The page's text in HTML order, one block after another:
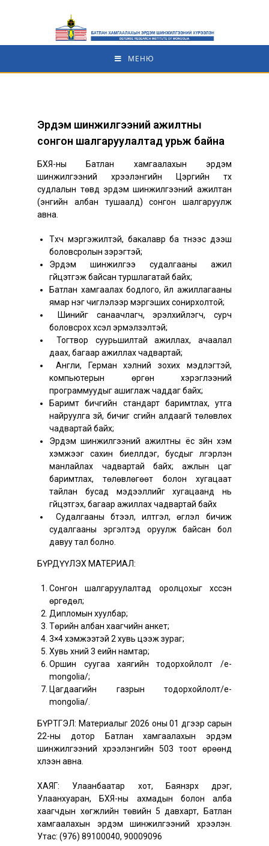
МЕНЮ
Эрдэм шинжилгээний ажилтны
сонгон шалгаруулалтад урьж байна
БХЯ-ны Батлан хамгаалахын эрдэм
шинжилгээний хүрээлэнгийн Цэргийн түүх
судлалын төвд эрдэм шинжилгээний ажилтан
(энгийн албан тушаалд) сонгон шалгаруулж
авна.
Түүхч мэргэжилтэй, бакалавр ба түүнээс дээш
боловсролын зэрэгтэй;
Эрдэм шинжилгээ судалгааны ажил
гүйцэтгэж байсан туршлагатай байх;
Батлан хамгаалах бодлого, үйл ажиллагааны
ямар нэг чиглэлээр мэргэших сонирхолтой;
Шинийг санаачлагч, эрэлхийлэгч, сурч
боловсрох хүсэл эрмэлзэлтэй;
Тогтвор суурьшилтай ажиллах, ачаалал
даах, багаар ажиллах чадвартай;
Англи, Герман хэлний зохих мэдлэгтэй,
компьютерын өргөн хэрэглээний
программуудыг ашиглаж чаддаг байх;
Баримт бичгийн стандарт баримтлах, утга
найруулга зүй, бичиг үсгийн алдаагүй төлөвлөх
чадвартай байх;
Эрдэм шинжилгээний ажилтны ёс зүйн хэм
хэмжээг сахин биелүүлдэг, бусдыг үлгэрлэн
манлайлах чадвартай байх; ажлын цаг
баримтлах, төлөвлөгөөт болон хугацаат
тайлан бусад мэдээллийг хугацаанд нь
гүйцэтгэх, багаар ажиллах чадвартай байх
Судалгааны бүтээл, илтгэл, өгүүлэл бичиж
судалгааны эргэлтэд оруулж байсан бол
давуу тал болно.
БҮРДҮҮЛЭХ МАТЕРИАЛ:
Сонгон шалгаруулалтад оролцохыг хүссэн
өргөдөл;
Дипломын хуулбар;
Төрийн албан хаагчийн анкет;
3×4 хэмжээтэй 2 хувь цээж зураг;
Хувь хүний 3 үеийн намтар;
Оршин суугаа хаягийн тодорхойлолт /e-
mongolia/;
Цагдаагийн газрын тодорхойлолт/e-
mongolia/.
БҮРТГЭЛ: Материалыг 2026 оны 01 дүгээр сарын
22-ны дотор Батлан хамгаалахын эрдэм
шинжилгээний хүрээлэнгийн 503 тоот өрөөнд
хүлээн авна.
ХАЯГ: Улаанбаатар хот, Баянзүрх дүүрэг,
Улаанхуаран, БХЯ-ны ахмадын болон алба
хаагчдын хөгжлийн төвийн 5 давхарт, Батлан
хамгаалахын эрдэм шинжилгээний хүрээлэн.
Утас: (976) 89100040, 90009096